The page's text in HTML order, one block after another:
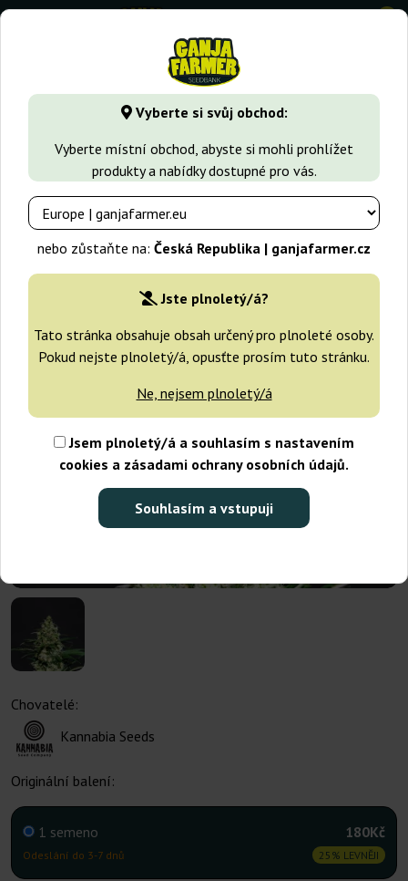
Vyberte si svůj obchod:
Vyberte místní obchod, abyste si mohli prohlížet
produkty a nabídky dostupné pro vás.
nebo zůstaňte na: Česká Republika | ganjafarmer.cz
Jste plnoletý/á?
Tato stránka obsahuje obsah určený pro plnoleté osoby.
Pokud nejste plnoletý/á, opusťte prosím tuto stránku.
Ne, nejsem plnoletý/á
Jsem plnoletý/á a souhlasím s nastavením
cookies a zásadami ochrany osobních údajů.
Souhlasím a vstupuji
0
GanjaFarmer.cz Typy Semen Marihuany Feminizovaná
-25%
+dárky
Chovatelé:
Kannabia Seeds
Originální balení:
1 semeno
Odeslání do 3-7 dnů
180Kč
25% LEVNĚJI